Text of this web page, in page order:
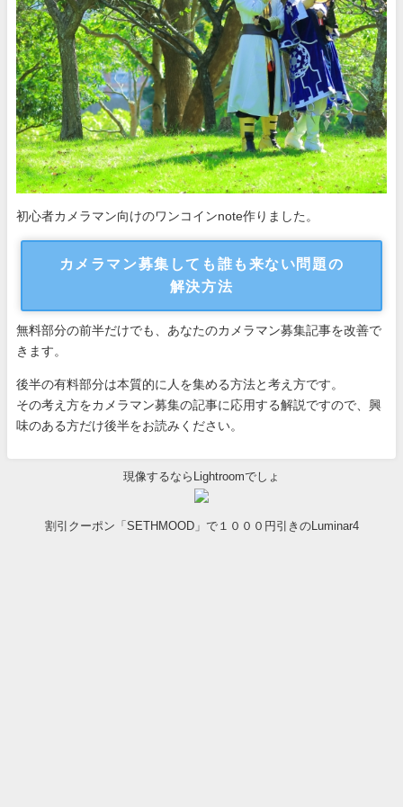
初心者カメラマン向けのワンコインnote作りました。
カメラマン募集しても誰も来ない問題の
解決方法
無料部分の前半だけでも、あなたのカメラマン募集記事を改善で
きます。
後半の有料部分は本質的に人を集める方法と考え方です。
その考え方をカメラマン募集の記事に応用する解説ですので、興
味のある方だけ後半をお読みください。
現像するならLightroomでしょ
割引クーポン「SETHMOOD」で１０００円引きのLuminar4